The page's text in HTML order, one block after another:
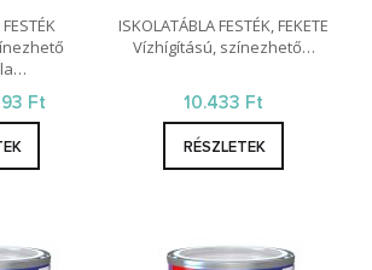
Ft
ISKOLATÁBLA FESTÉK, FEKETE
Vízhígítású, színezhető…
10.433 Ft
RÉSZLETEK